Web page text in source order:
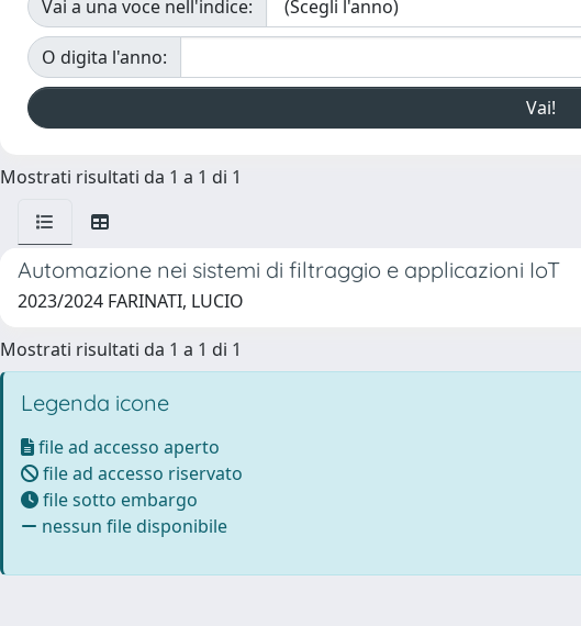
Vai a una voce nell'indice:
O digita l'anno:
Mostrati risultati da 1 a 1 di 1
Automazione nei sistemi di filtraggio e applicazioni IoT
2023/2024 FARINATI, LUCIO
Mostrati risultati da 1 a 1 di 1
Legenda icone
file ad accesso aperto
file ad accesso riservato
file sotto embargo
nessun file disponibile